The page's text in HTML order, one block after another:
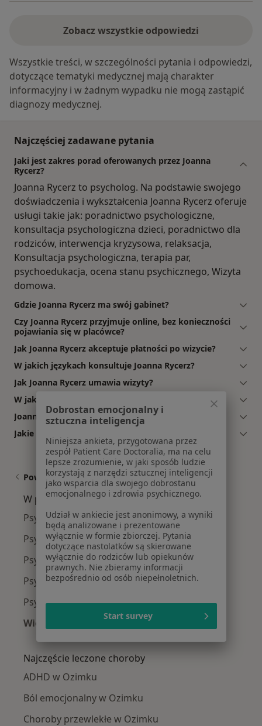
Zobacz wszystkie odpowiedzi
Wszystkie treści, w szczególności pytania i odpowiedzi,
dotyczące tematyki medycznej mają charakter
informacyjny i w żadnym wypadku nie mogą zastąpić
diagnozy medycznej.
Najczęściej zadawane pytania
Jaki jest zakres porad oferowanych przez Joanna
Rycerz?
Joanna Rycerz to psycholog. Na podstawie swojego
doświadczenia i wykształcenia Joanna Rycerz oferuje
usługi takie jak: poradnictwo psychologiczne,
konsultacja psychologiczna dzieci, poradnictwo dla
rodziców, interwencja kryzysowa, relaksacja,
Konsultacja psychologiczna, terapia par,
psychoedukacja, ocena stanu psychicznego, Wizyta
domowa.
Gdzie Joanna Rycerz ma swój gabinet?
Czy Joanna Rycerz przyjmuje online, bez konieczności
pojawiania się w placówce?
Jak Joanna Rycerz akceptuje płatności po wizycie?
W jakich językach konsultuje Joanna Rycerz?
Jak Joanna Rycerz umawia wizyty?
W jakich godzinach przyjmuje Joanna Rycerz?
Joanna Rycerz: co mówią pacjenci?
Jakie ubezpieczenia akceptuje Joanna Rycerz?
Powiązane wyszukiwania
W pobliżu Ozimka
Psycholodzy w Opolu
Psycholodzy w Kędzierzynie-Koźlu
Psycholodzy w Lublińcu
Psycholodzy w Kluczborku
Psycholodzy w Strzelcach Opolskich
Więcej (13)
Najczęście leczone choroby
ADHD w Ozimku
Ból emocjonalny w Ozimku
Choroby przewlekłe w Ozimku
Dobrostan emocjonalny i
sztuczna inteligencja
Niniejsza ankieta, przygotowana przez
zespół Patient Care Doctoralia, ma na celu
lepsze zrozumienie, w jaki sposób ludzie
korzystają z narzędzi sztucznej inteligencji
jako wsparcia dla swojego dobrostanu
emocjonalnego i zdrowia psychicznego.
Udział w ankiecie jest anonimowy, a wyniki
będą analizowane i prezentowane
wyłącznie w formie zbiorczej. Pytania
dotyczące nastolatków są skierowane
wyłącznie do rodziców lub opiekunów
prawnych. Nie zbieramy informacji
bezpośrednio od osób niepełnoletnich.
Start survey